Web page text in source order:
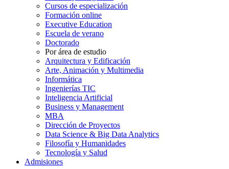
Cursos de especialización
Formación online
Executive Education
Escuela de verano
Doctorado
Por área de estudio
Arquitectura y Edificación
Arte, Animación y Multimedia
Informática
Ingenierías TIC
Inteligencia Artificial
Business y Management
MBA
Dirección de Proyectos
Data Science & Big Data Analytics
Filosofía y Humanidades
Tecnología y Salud
Admisiones